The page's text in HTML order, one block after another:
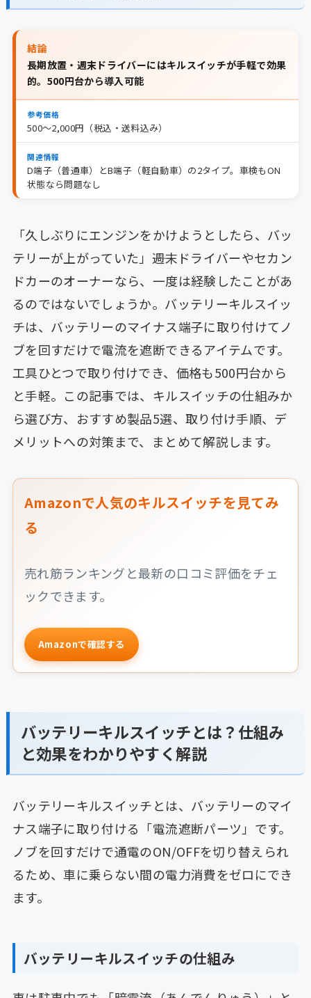
結論
長期放置・週末ドライバーにはキルスイッチが手軽で効果
的。500円台から導入可能
参考価格
500〜2,000円（税込・送料込み）
関連情報
D端子（普通車）とB端子（軽自動車）の2タイプ。車検もON
状態なら問題なし
「久しぶりにエンジンをかけようとしたら、バッ
テリーが上がっていた」――週末ドライバーやセカン
ドカーのオーナーなら、一度は経験したことがあ
るのではないでしょうか。バッテリーキルスイッ
チは、バッテリーのマイナス端子に取り付けてノ
ブを回すだけで電流を遮断できるアイテムです。
工具ひとつで取り付けでき、価格も500円台から
と手軽。この記事では、キルスイッチの仕組みか
ら選び方、おすすめ製品5選、取り付け手順、デ
メリットへの対策まで、まとめて解説します。
Amazonで人気のキルスイッチを見てみ
る
売れ筋ランキングと最新の口コミ評価をチェ
ックできます。
Amazonで確認する
バッテリーキルスイッチとは？仕組み
と効果をわかりやすく解説
バッテリーキルスイッチとは、バッテリーのマイ
ナス端子に取り付ける「電流遮断パーツ」です。
ノブを回すだけで通電のON/OFFを切り替えられ
るため、車に乗らない間の電力消費をゼロにでき
ます。
バッテリーキルスイッチの仕組み